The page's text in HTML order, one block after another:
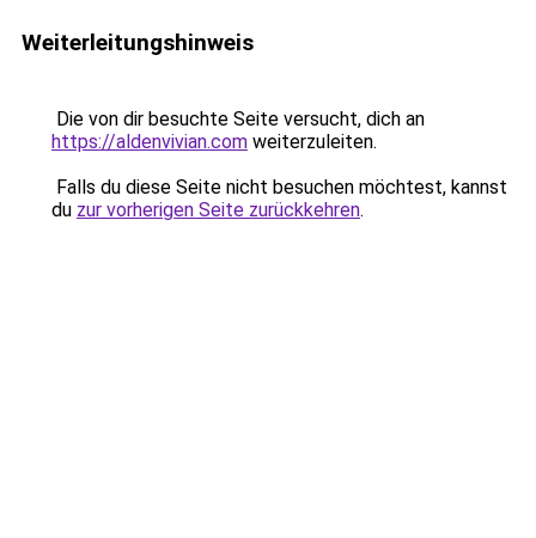
Weiterleitungshinweis
Die von dir besuchte Seite versucht, dich an
https://aldenvivian.com weiterzuleiten.
Falls du diese Seite nicht besuchen möchtest, kannst
du zur vorherigen Seite zurückkehren.